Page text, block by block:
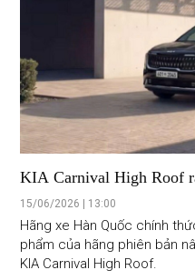
KIA Carnival High Roof
270 mm, thêm bản hybrid
15/06/2026 | 13:00
Hãng xe Hàn Quốc chính
phẩm của hãng phiên bản
KIA Carnival High Roof.